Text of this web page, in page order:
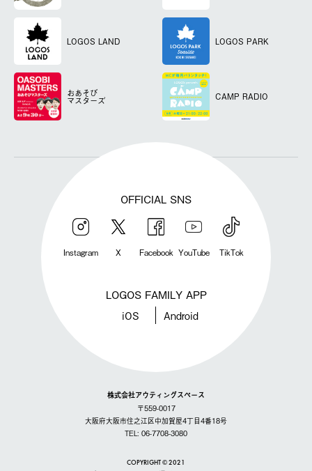
LOGOS LAND LOGOS PARK
おあそび
マスターズ CAMP RADIO
OFFICIAL SNS
Instagram X Facebook YouTube TikTok
LOGOS FAMILY APP
iOS Android
株式会社アウティングスペース
〒559-0017
大阪府大阪市住之江区中加賀屋4丁目4番18号
TEL: 06-7708-3080
COPYRIGHT © 2021